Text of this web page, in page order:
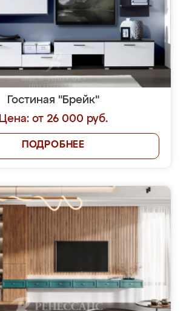
Гостиная "Брейк"
Цена: от 26 000 руб.
ПОДРОБНЕЕ